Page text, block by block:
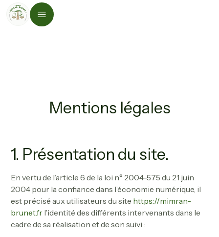
Mentions légales
1. Présentation du site.
En vertu de l’article 6 de la loi n° 2004-575 du 21 juin
2004 pour la confiance dans l’économie numérique, il
est précisé aux utilisateurs du site https://mimran-
brunet.fr l’identité des différents intervenants dans le
cadre de sa réalisation et de son suivi :